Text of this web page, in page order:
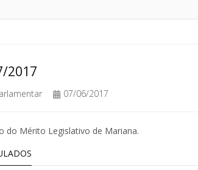
2017
07/06/2017
do Mérito Legislativo de Mariana.